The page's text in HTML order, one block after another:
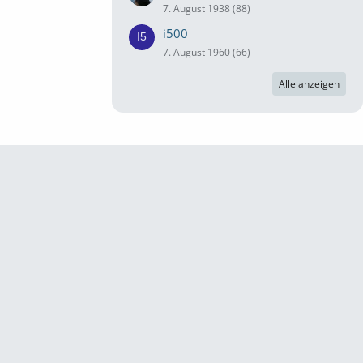
7. August 1938 (88)
i500
7. August 1960 (66)
Alle anzeigen